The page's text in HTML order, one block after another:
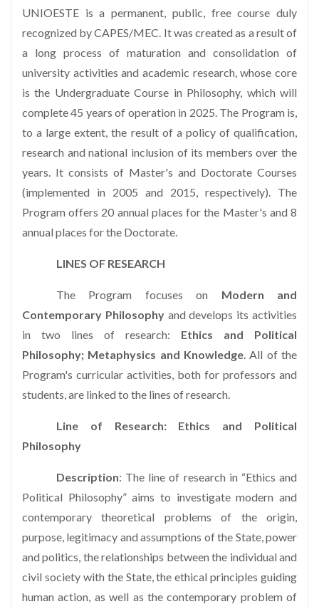
UNIOESTE is a permanent, public, free course duly
recognized by CAPES/MEC. It was created as a result of
a long process of maturation and consolidation of
university activities and academic research, whose core
is the Undergraduate Course in Philosophy, which will
complete 45 years of operation in 2025. The Program is,
to a large extent, the result of a policy of qualification,
research and national inclusion of its members over the
years. It consists of Master's and Doctorate Courses
(implemented in 2005 and 2015, respectively). The
Program offers 20 annual places for the Master's and 8
annual places for the Doctorate.
LINES OF RESEARCH
The Program focuses on Modern and
Contemporary Philosophyand develops its activities
in two lines of research: Ethics and Political
Philosophy; Metaphysics and Knowledge. All of the
Program's curricular activities, both for professors and
students, are linked to the lines of research.
Line of Research: Ethics and Political
Philosophy
Description: The line of research in “Ethics and
Political Philosophy” aims to investigate modern and
contemporary theoretical problems of the origin,
purpose, legitimacy and assumptions of the State, power
and politics, the relationships between the individual and
civil society with the State, the ethical principles guiding
human action, as well as the contemporary problem of